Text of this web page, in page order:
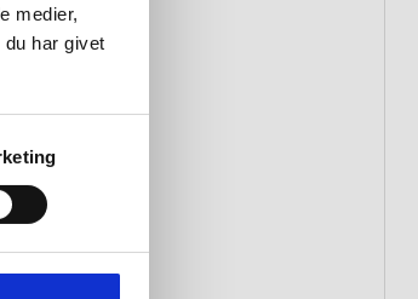
medier,
har givet